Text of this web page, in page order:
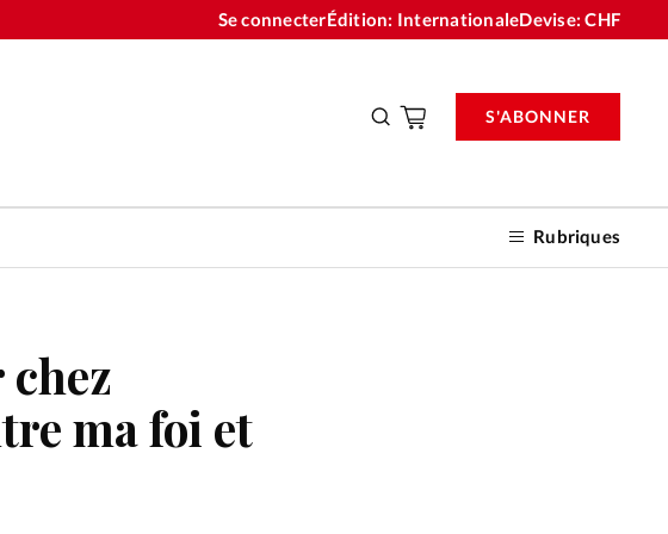
Se connecterÉdition: InternationaleDevise:CHF
Rubriques
S'ABONNER
Les abonnements
ma foi et